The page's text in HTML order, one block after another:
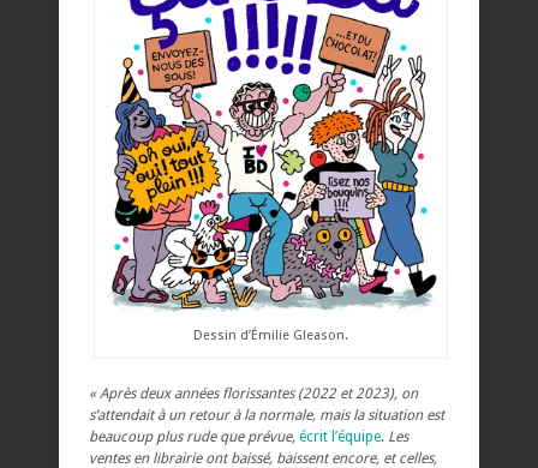
Dessin d’Émilie Gleason.
« Après deux années florissantes (2022 et 2023), on
s’attendait à un retour à la normale, mais la situation est
beaucoup plus rude que prévue, écrit l’équipe. Les
ventes en librairie ont baissé, baissent encore, et celles,